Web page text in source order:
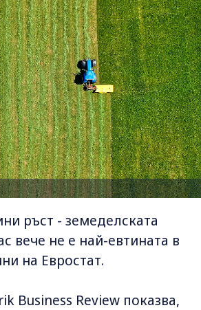
ръст - земеделската
вече не е най-евтината в
на Евростат.
Business Review показва,